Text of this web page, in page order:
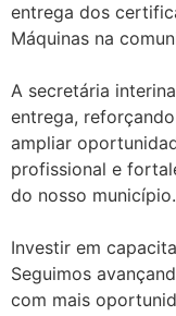
entrega dos
Máquinas na
A secretária
entrega,
ampliar
profissional e
do nosso município.
Investir em
Seguimos
com mais